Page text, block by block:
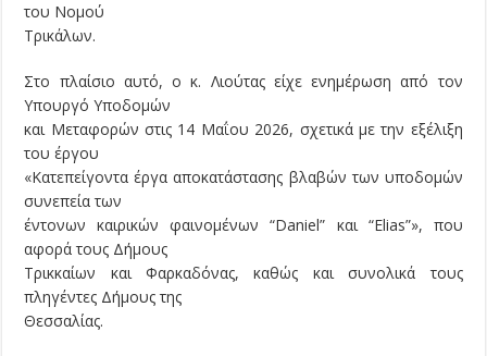
του Νομού
Τρικάλων.
Στο πλαίσιο αυτό, ο κ. Λιούτας είχε ενημέρωση από τον
Υπουργό Υποδομών
και Μεταφορών στις 14 Μαΐου 2026, σχετικά με την εξέλιξη
του έργου
«Κατεπείγοντα έργα αποκατάστασης βλαβών των υποδομών
συνεπεία των
έντονων καιρικών φαινομένων “Daniel” και “Elias”», που
αφορά τους Δήμους
Τρικκαίων και Φαρκαδόνας, καθώς και συνολικά τους
πληγέντες Δήμους της
Θεσσαλίας.